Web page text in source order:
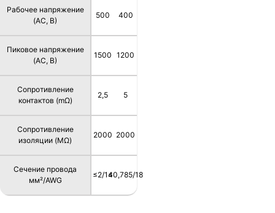
Рабочее напряжение
(AC, В)
Пиковое напряжение
(AC, В)
Сопротивление
контактов (mΩ)
Сопротивление
изоляции (MΩ)
Сечение провода
мм²/AWG
500
1500
2,5
2000
≤2/14
400
1200
5
2000
≤0,785/18